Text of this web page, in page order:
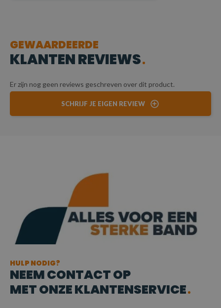
GEWAARDEERDE
KLANTEN REVIEWS
Er zijn nog geen reviews geschreven over dit product.
SCHRIJF JE EIGEN REVIEW
HULP NODIG?
NEEM CONTACT OP
MET ONZE KLANTENSERVICE